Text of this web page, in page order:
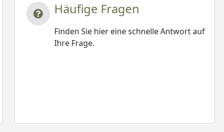
Häufige Fragen
Finden Sie hier eine schnelle Antwort auf
Ihre Frage.